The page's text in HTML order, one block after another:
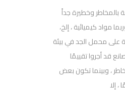
وخطيرة جداً
مواد كيميائية ، إلخ،
على محمل الجد في بيئة
قد أجروا تقييمًا
، وبينما تكون بعض
إلا